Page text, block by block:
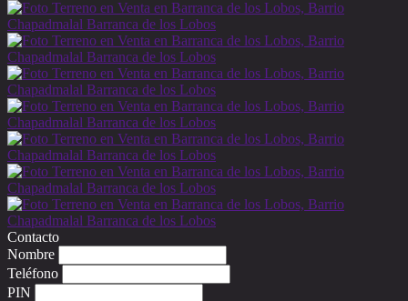
Contacto
Nombre
Teléfono
PIN